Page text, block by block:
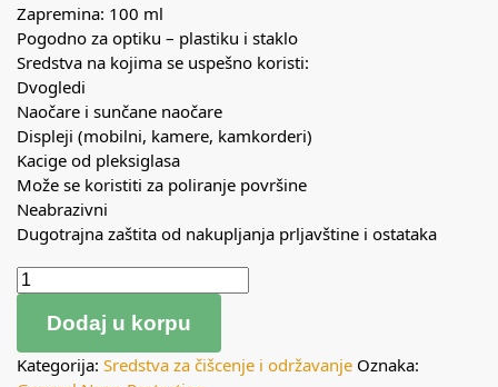
Zapremina: 100 ml
Pogodno za optiku – plastiku i staklo
Sredstva na kojima se uspešno koristi:
Dvogledi
Naočare i sunčane naočare
Displeji (mobilni, kamere, kamkorderi)
Kacige od pleksiglasa
Može se koristiti za poliranje površine
Neabrazivni
Dugotrajna zaštita od nakupljanja prljavštine i ostataka
Dodaj u korpu
Kategorija: Sredstva za čišcenje i održavanje Oznaka: